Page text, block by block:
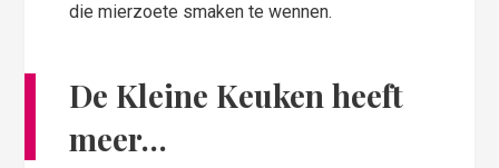
die mierzoete smaken te wennen.
De Kleine Keuken heeft
meer…